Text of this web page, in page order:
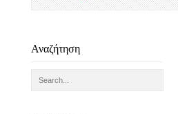
Αναζήτηση